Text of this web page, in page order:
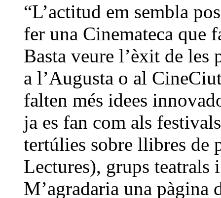
“L’actitud em sembla
fer una Cinemateca que
Basta veure l’èxit de les
a l’Augusta o al
falten més idees
ja es fan com als
tertúlies sobre llibres de
Lectures), grups
M’agradaria una pàgina